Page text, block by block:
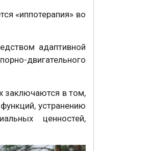
«иппотерапия» во
адаптивной
двигательного
заключаются в том,
устранению
ценностей,